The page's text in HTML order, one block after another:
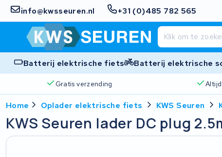
info@kwsseuren.nl +31 (0)485 782 565
Batterij elektrische fiets Batterij elektrische
Gratis verzending
Home Oplader elektrische fiets KWS Seuren
KWS Seuren lader DC plug